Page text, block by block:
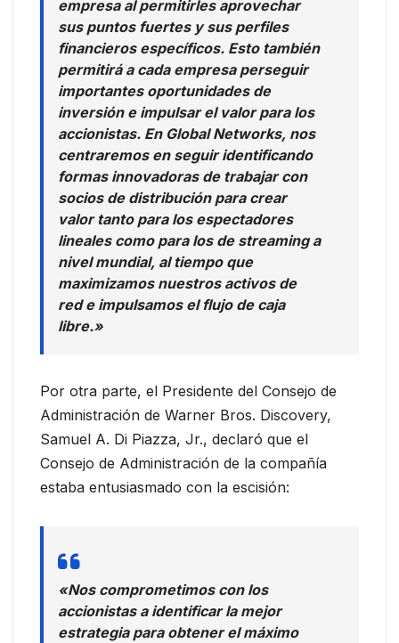
empresa al permitirles aprovechar
sus puntos fuertes y sus perfiles
financieros específicos. Esto también
permitirá a cada empresa perseguir
importantes oportunidades de
inversión e impulsar el valor para los
accionistas. En Global Networks, nos
centraremos en seguir identificando
formas innovadoras de trabajar con
socios de distribución para crear
valor tanto para los espectadores
lineales como para los de streaming a
nivel mundial, al tiempo que
maximizamos nuestros activos de
red e impulsamos el flujo de caja
libre.»
Por otra parte, el Presidente del Consejo de
Administración de Warner Bros. Discovery,
Samuel A. Di Piazza, Jr., declaró que el
Consejo de Administración de la compañía
estaba entusiasmado con la escisión:
«Nos comprometimos con los
accionistas a identificar la mejor
estrategia para obtener el máximo